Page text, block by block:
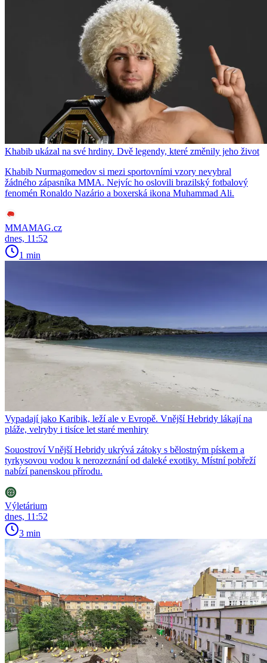
Khabib ukázal na své hrdiny. Dvě legendy, které změnily jeho život
Khabib Nurmagomedov si mezi sportovními vzory nevybral
žádného zápasníka MMA. Nejvíc ho oslovili brazilský fotbalový
fenomén Ronaldo Nazário a boxerská ikona Muhammad Ali.
MMAMAG.cz
dnes, 11:52
1 min
Vypadají jako Karibik, leží ale v Evropě. Vnější Hebridy lákají na
pláže, velryby i tisíce let staré menhiry
Souostroví Vnější Hebridy ukrývá zátoky s bělostným pískem a
tyrkysovou vodou k nerozeznání od daleké exotiky. Místní pobřeží
nabízí panenskou přírodu.
Výletárium
dnes, 11:52
3 min